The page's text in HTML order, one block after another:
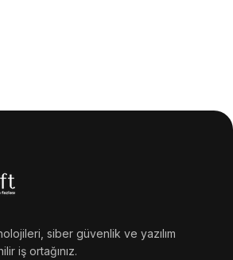
siber güvenlik ve yazılım
iş ortağınız.